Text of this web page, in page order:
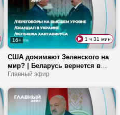
16+ 1 ч 31 мин
США дожимают Зеленского на
мир? | Беларусь вернется в
мировой спорт? | Куда
2026-го?
Главный эфир